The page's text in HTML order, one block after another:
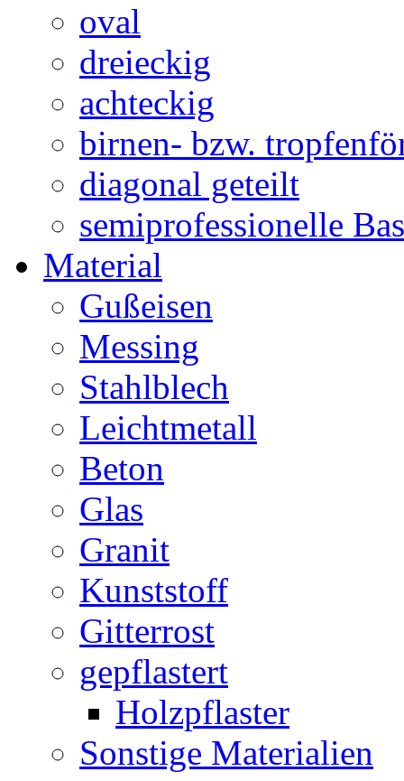
oval
dreieckig
achteckig
birnen- bzw.
diagonal geteilt
semiprofessionelle
Material
Gußeisen
Messing
Stahlblech
Leichtmetall
Beton
Glas
Granit
Kunststoff
Gitterrost
gepflastert
Holzpflaster
Sonstige Materialien